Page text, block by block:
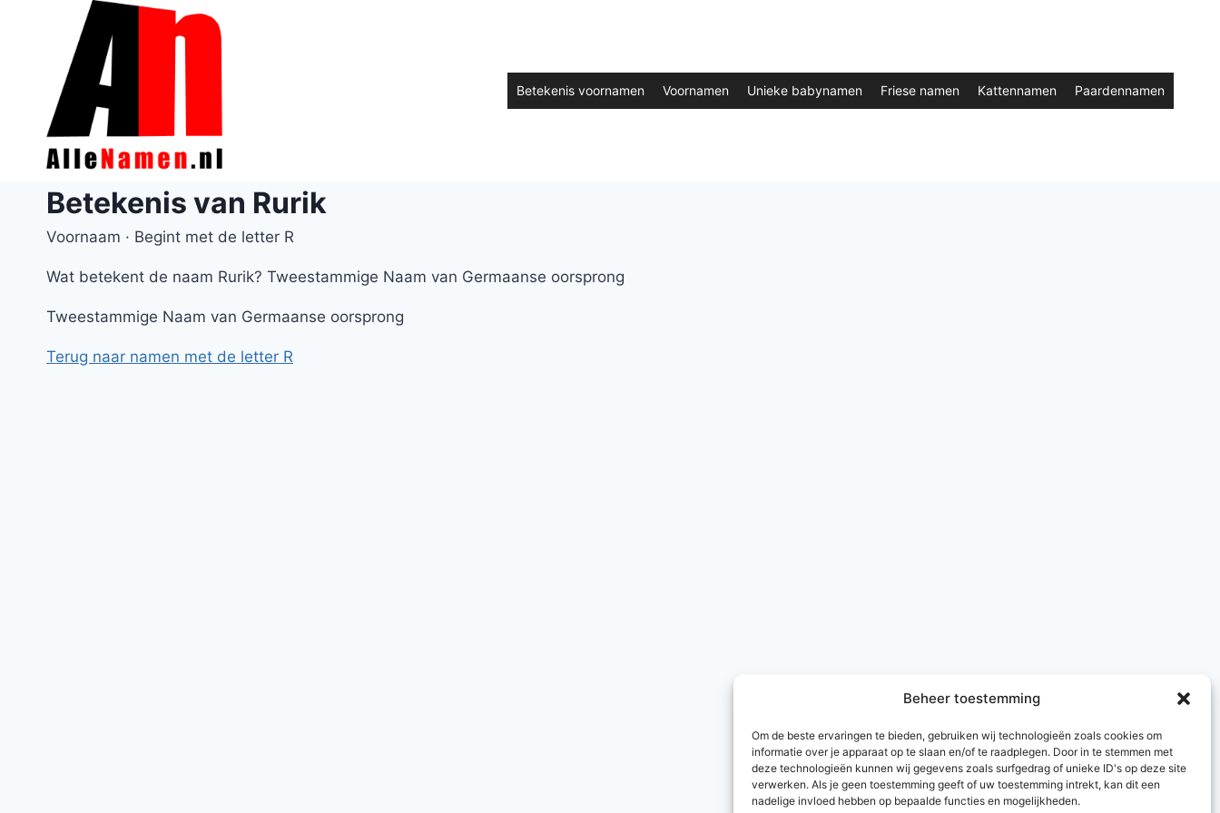
Beheer toestemming
Om de beste ervaringen te bieden, gebruiken wij technologieën zoals cookies om
informatie over je apparaat op te slaan en/of te raadplegen. Door in te stemmen met
deze technologieën kunnen wij gegevens zoals surfgedrag of unieke ID's op deze site
verwerken. Als je geen toestemming geeft of uw toestemming intrekt, kan dit een
nadelige invloed hebben op bepaalde functies en mogelijkheden.
Betekenis voornamen Voornamen Unieke babynamen Friese namen Kattennamen Paardennamen
Betekenis van Rurik
Voornaam · Begint met de letter R
Wat betekent de naam Rurik? Tweestammige Naam van Germaanse oorsprong
Tweestammige Naam van Germaanse oorsprong
Terug naar namen met de letter R